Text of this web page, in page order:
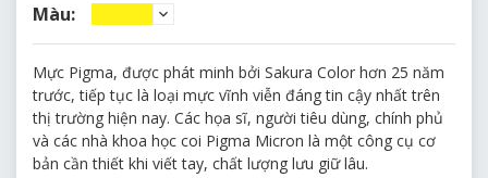
Màu:
No.29 Green
No.5 Orange
No.230 Hunter Green
Mực Pigma, được phát minh bởi Sakura Color hơn 25 năm
trước, tiếp tục là loại mực vĩnh viễn đáng tin cậy nhất trên
thị trường hiện nay. Các họa sĩ, người tiêu dùng, chính phủ
và các nhà khoa học coi Pigma Micron là một công cụ cơ
bản cần thiết khi viết tay, chất lượng lưu giữ lâu.